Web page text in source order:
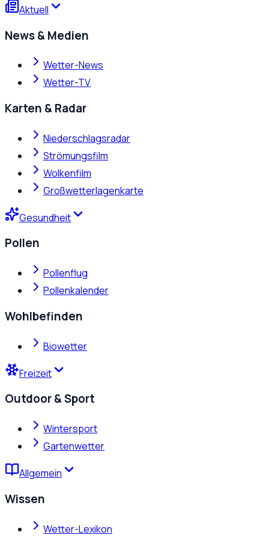
Aktuell
News & Medien
Wetter-News
Wetter-TV
Karten & Radar
Niederschlagsradar
Strömungsfilm
Wolkenfilm
Großwetterlagenkarte
Gesundheit
Pollen
Pollenflug
Pollenkalender
Wohlbefinden
Biowetter
Freizeit
Outdoor & Sport
Wintersport
Gartenwetter
Allgemein
Wissen
Wetter-Lexikon